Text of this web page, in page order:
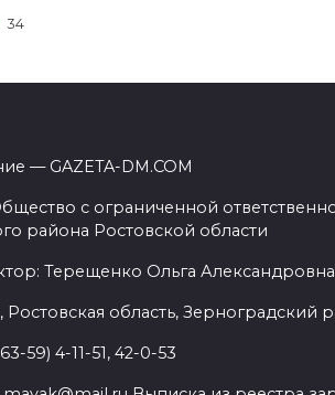
34
— GAZETA-DM.COM
с ограниченной
района Ростовской области
Терещенко Ольга Александровна
Ростовская область, Зерноградский
59) 4-11-51, 42-0-53